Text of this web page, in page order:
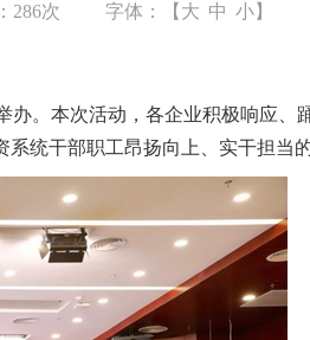
286次 字体：【 大 中 小】
办。本次活动，各企业积极响应、
统干部职工昂扬向上、实干担当的